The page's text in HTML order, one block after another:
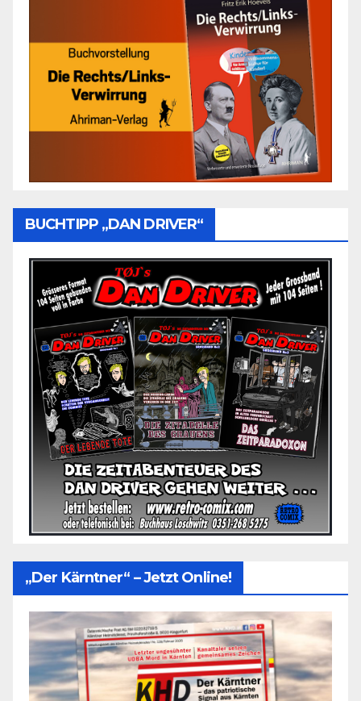
BUCHTIPP „DAN DRIVER“
„Der Kärntner“ – Jetzt Online!